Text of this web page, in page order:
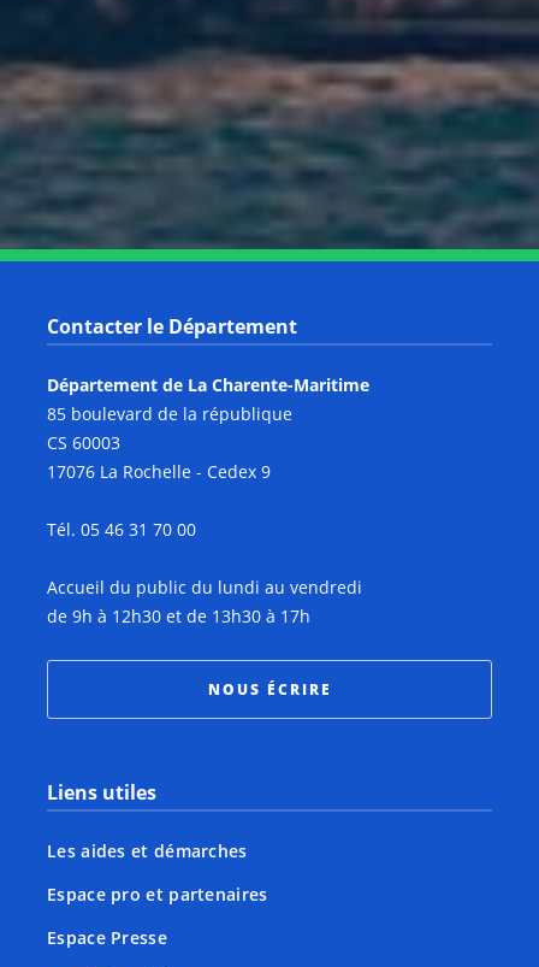
Notre page Instagram
Notre page Facebook
Notre page XNotre page Tiktok
Notre page
Notre page Youtube
Contacter le Département
Département de La Charente-Maritime
85 boulevard de la république
CS 60003
17076 La Rochelle - Cedex 9
Tél. 05 46 31 70 00
Accueil du public du lundi au vendredi
de 9h à 12h30 et de 13h30 à 17h
NOUS ÉCRIRE
Liens utiles
Les aides et démarches
Espace pro et partenaires
Espace Presse